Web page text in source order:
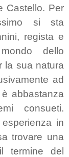
Castello. Per
si sta
, regista e
dello
la sua natura
ad
abbastanza
consueti.
in
trovare una
termine del